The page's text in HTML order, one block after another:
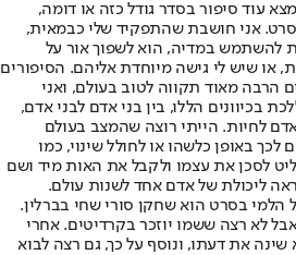
עוד סיפור בסדר גודל כזה או דומה,
אני חושבת שהתפקיד שלי כבמאית,
להשתמש במדיה, הוא לשפוך אור על
או שיש לי גישה מיוחדת אליהם. הסיפורים
הרבה מאוד תקווה לטוב בעולם, ואני
בכיוונים הללו, בין בני אדם לבני אדם,
אדם לחיות. הייתי רוצה שהמצב בעולם
לכך באופן כלשהו או לחולל שינוי, כמו
לסכן את עצמו ולקבל את האות מיד ושם
ליכולת של אדם אחד לשנות עולם.
בסרט הוא שחקן סורי שחי בברלין.
לא רצה ששמו יוזכר בקרדיטים. אחרי
את דעתו, ונוסף על כך, גם רצה לבוא